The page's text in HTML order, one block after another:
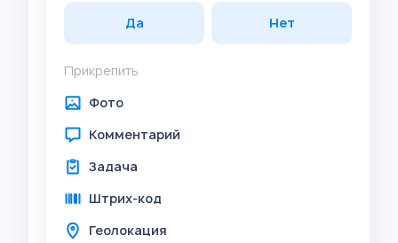
Да Нет
Прикрепить
Фото
Комментарий
Задача
Штрих-код
Геолокация